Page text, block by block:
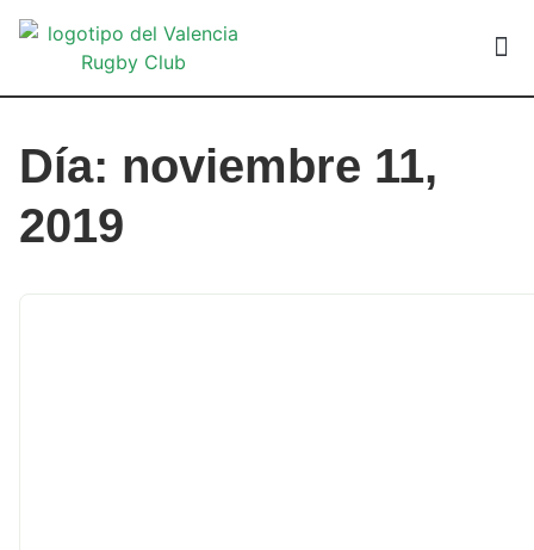
Día: noviembre 11,
2019